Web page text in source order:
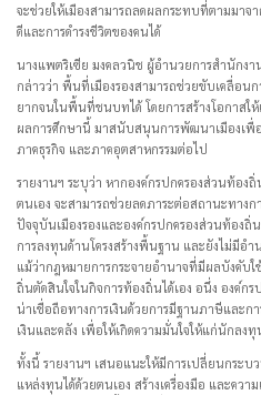
จะช่วยให้เมืองสามารถลดผลกระทบที่ตามมา
ดีและการดำรงชีวิตของคนได้
นางแพตริเซีย มงคลวนิช ผู้อำนวยการสำนักงา
กล่าวว่า พื้นที่เมืองรองสามารถช่วยขับเคลื่อน
ยากจนในพื้นที่ชนบทได้ โดยการสร้างโอกาสใ
ผลการศึกษานี้ มาสนับสนุนการพัฒนาเมืองเพื่
ภาคธุรกิจ และภาคอุตสาหกรรมต่อไป
รายงานฯ ระบุว่า หากองค์กรปกครองส่วนท้อง
ตนเอง จะสามารถช่วยลดภาระต่อสถานะทางก
ปัจจุบันเมืองรองและองค์กรปกครองส่วนท้องถิ่
การลงทุนด้านโครงสร้างพื้นฐาน และยังไม่มีอำ
แม้ว่ากฎหมายการกระจายอำนาจที่มีผลบังคับใ
ถิ่นตัดสินใจในกิจการท้องถิ่นได้เอง อนึ่ง องค์ก
น่าเชื่อถือทางการเงินด้วยการมีฐานภาษีและก
เงินและคลัง เพื่อให้เกิดความมั่นใจให้แก่นักลงทุ
ทั้งนี้ รายงานฯ เสนอแนะให้มีการเปลี่ยนกระบ
แหล่งทุนได้ด้วยตนเอง สร้างเครื่องมือ และคว